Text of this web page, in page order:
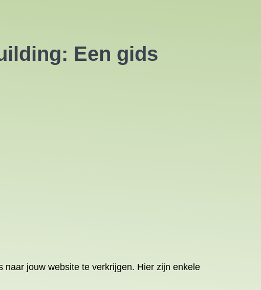
: Een gids
jouw website te verkrijgen. Hier zijn enkele